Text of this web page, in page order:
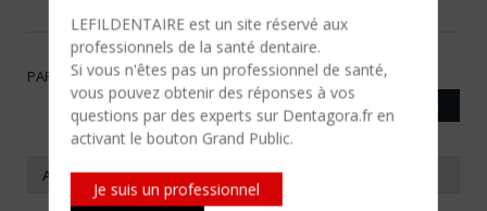
LEFILDENTAIRE est un site réservé aux
professionnels de la santé dentaire.
Si vous n'êtes​ pas un professionnel de santé,
vous pouvez obtenir des réponses à vos
questions par des experts sur Dentagora.fr en
activant le bouton Grand Public.
Je suis un professionnel
PARTAGER
TwitterFacebookGoogle+LinkedIn
A PROPOS DE L'AUTEUR